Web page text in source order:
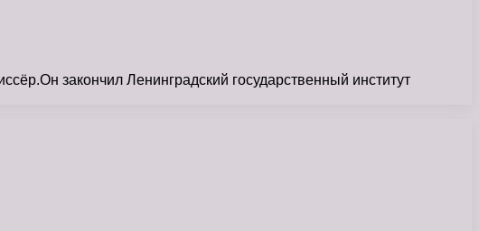
закончил Ленинградский государственный институт